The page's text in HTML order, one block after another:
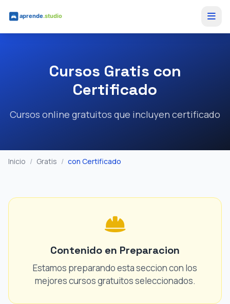
Cursos Gratis con
Certificado
Cursos online gratuitos que incluyen certificado
Inicio / Gratis / con Certificado
Contenido en Preparacion
Estamos preparando esta seccion con los
mejores cursos gratuitos seleccionados.